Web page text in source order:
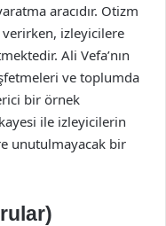
aracıdır. Otizm
izleyicilere
Ali Vefa’nın
ve toplumda
bir örnek
ile izleyicilerin
unutulmayacak bir